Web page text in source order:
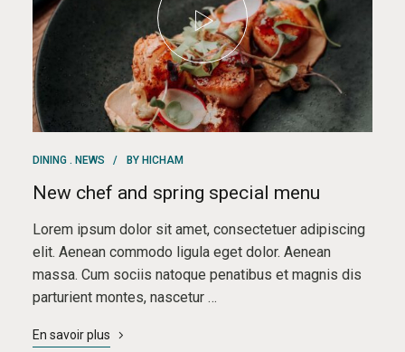
DINING NEWS BY HICHAM
New chef and spring special menu
Lorem ipsum dolor sit amet, consectetuer adipiscing
elit. Aenean commodo ligula eget dolor. Aenean
massa. Cum sociis natoque penatibus et magnis dis
parturient montes, nascetur …
En savoir plus